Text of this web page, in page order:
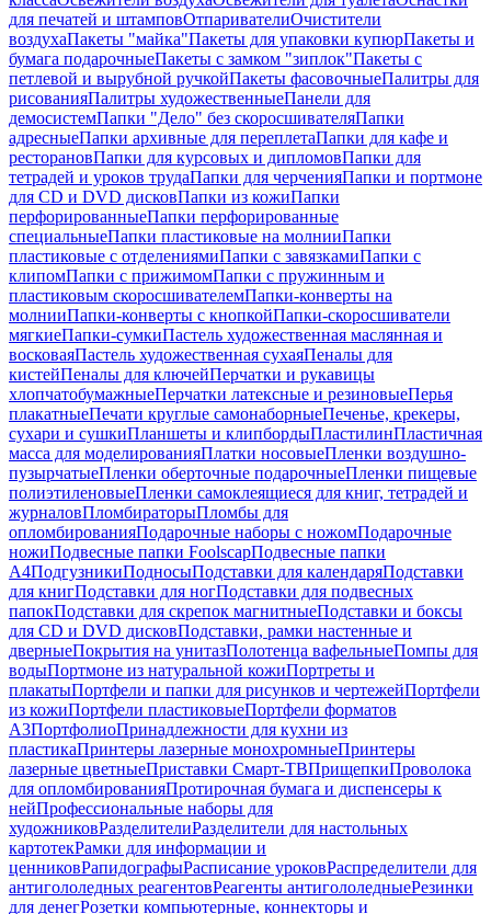
для печатей и штамповОтпаривателиОчистители
воздухаПакеты "майка"Пакеты для упаковки купюрПакеты и
бумага подарочныеПакеты с замком "зиплок"Пакеты с
петлевой и вырубной ручкойПакеты фасовочныеПалитры для
рисованияПалитры художественныеПанели для
демосистемПапки "Дело" без скоросшивателяПапки
адресныеПапки архивные для переплетаПапки для кафе и
ресторановПапки для курсовых и дипломовПапки для
тетрадей и уроков трудаПапки для черченияПапки и портмоне
для CD и DVD дисковПапки из кожиПапки
перфорированныеПапки перфорированные
специальныеПапки пластиковые на молнииПапки
пластиковые с отделениямиПапки с завязкамиПапки с
клипомПапки с прижимомПапки с пружинным и
пластиковым скоросшивателемПапки-конверты на
молнииПапки-конверты с кнопкойПапки-скоросшиватели
мягкиеПапки-сумкиПастель художественная маслянная и
восковаяПастель художественная сухаяПеналы для
кистейПеналы для ключейПерчатки и рукавицы
хлопчатобумажныеПерчатки латексные и резиновыеПерья
плакатныеПечати круглые самонаборныеПеченье, крекеры,
сухари и сушкиПланшеты и клипбордыПластилинПластичная
масса для моделированияПлатки носовыеПленки воздушно-
пузырчатыеПленки оберточные подарочныеПленки пищевые
полиэтиленовыеПленки самоклеящиеся для книг, тетрадей и
журналовПломбираторыПломбы для
опломбированияПодарочные наборы с ножомПодарочные
ножиПодвесные папки FoolscapПодвесные папки
А4ПодгузникиПодносыПодставки для календаряПодставки
для книгПодставки для ногПодставки для подвесных
папокПодставки для скрепок магнитныеПодставки и боксы
для CD и DVD дисковПодставки, рамки настенные и
дверныеПокрытия на унитазПолотенца вафельныеПомпы для
водыПортмоне из натуральной кожиПортреты и
плакатыПортфели и папки для рисунков и чертежейПортфели
из кожиПортфели пластиковыеПортфели форматов
А3ПортфолиоПринадлежности для кухни из
пластикаПринтеры лазерные монохромныеПринтеры
лазерные цветныеПриставки Смарт-ТВПрищепкиПроволока
для опломбированияПротирочная бумага и диспенсеры к
нейПрофессиональные наборы для
художниковРазделителиРазделители для настольных
картотекРамки для информации и
ценниковРапидографыРасписание уроковРаспределители для
антигололедных реагентовРеагенты антигололедныеРезинки
для денегРозетки компьютерные, коннекторы и